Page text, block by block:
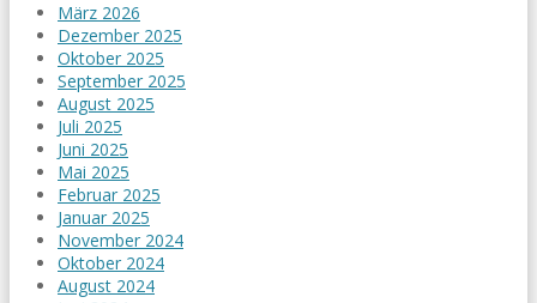
März 2026
Dezember 2025
Oktober 2025
September 2025
August 2025
Juli 2025
Juni 2025
Mai 2025
Februar 2025
Januar 2025
November 2024
Oktober 2024
August 2024